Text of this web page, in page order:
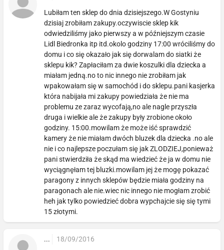
Lubiłam ten sklep do dnia dzisiejszego.W Gostyniu
dzisiaj zrobiłam zakupy.oczywiscie sklep kik
odwiedziliśmy jako pierwszy a w późniejszym czasie
Lidl Biedronka itp itd.okolo godziny 17:00 wróciliśmy do
domu i co się okazało jak się dorwalam do siatki że
sklepu kik? Zapłaciłam za dwie koszulki dla dziecka a
miałam jedną.no to nic innego nie zrobiłam jak
wpakowałam się w samochód i do sklepu.pani kasjerka
która nabijała mi zakupy powiedziała że nie ma
problemu ze zaraz wycofają,no ale nagle przyszła
druga i wielkie ale że zakupy były zrobione około
godziny. 15:00.mowilam że może iść sprawdzić
kamery że nie miałam dwóch bluzek dla dziecka .no ale
nie i co najlepsze poczułam się jak ZLODZIEJ,ponieważ
pani stwierdziła że skąd ma wiedzieć że ja w domu nie
wyciągnęłam tej bluzki.mowilam jej że mogę pokazać
paragony z innych sklepów będzie miała godziny na
paragonach ale nie.wiec nic innego nie mogłam zrobić
heh jak tylko powiedzieć dobra wypchajcie się się tymi
15 złotymi.
... 18/09/2016